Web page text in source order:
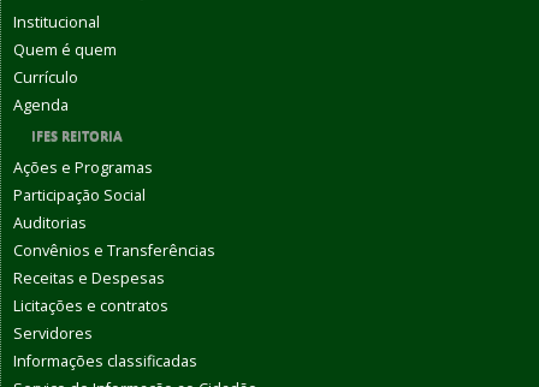
Institucional
Quem é quem
Currículo
Agenda
IFES REITORIA
Ações e Programas
Participação Social
Auditorias
Convênios e Transferências
Receitas e Despesas
Licitações e contratos
Servidores
Informações classificadas